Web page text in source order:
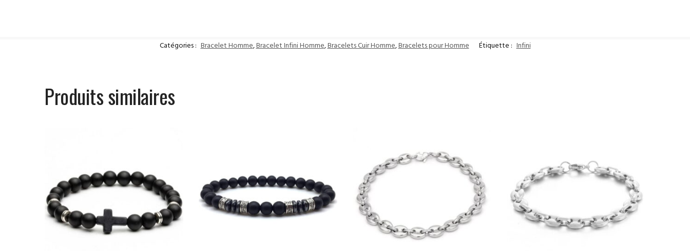
Catégories : Bracelet Homme,Bracelet Infini Homme,Bracelets Cuir Homme,Bracelets pour Homme Étiquette : Infini
Produits similaires